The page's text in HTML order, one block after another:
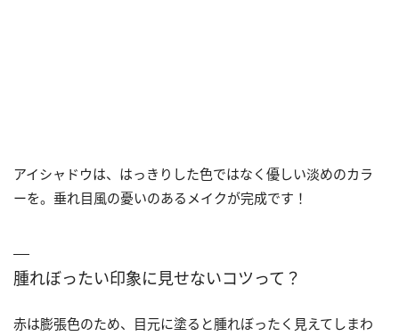
アイシャドウは、はっきりした色ではなく優しい淡めのカラ
ーを。垂れ目風の憂いのあるメイクが完成です！
腫れぼったい印象に見せないコツって？
赤は膨張色のため、目元に塗ると腫れぼったく見えてしまわ